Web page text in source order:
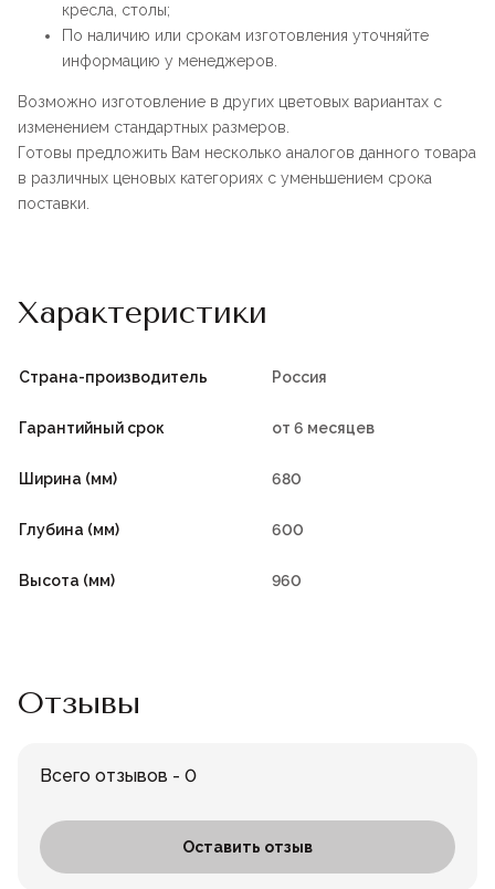
кресла, столы;
По наличию или срокам изготовления уточняйте
информацию у менеджеров.
Возможно изготовление в других цветовых вариантах с
изменением стандартных размеров.
Готовы предложить Вам несколько аналогов данного товара
в различных ценовых категориях с уменьшением срока
поставки.
Характеристики
Страна-производитель Россия
Гарантийный срок от 6 месяцев
Ширина (мм) 680
Глубина (мм) 600
Высота (мм) 960
Отзывы
Всего отзывов - 0
Оставить отзыв